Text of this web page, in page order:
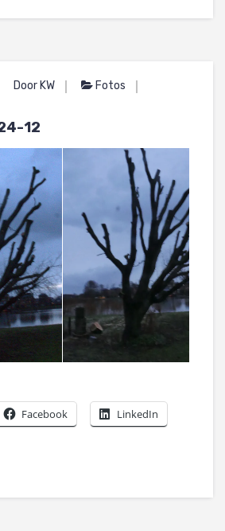
Door KW
Fotos
12
Facebook LinkedIn